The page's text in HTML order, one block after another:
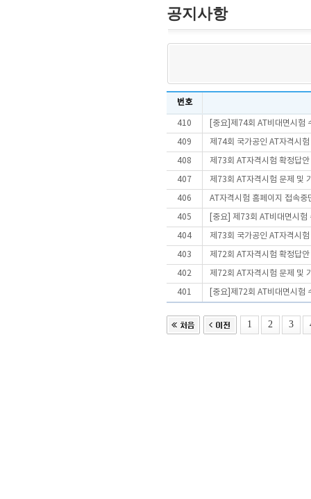
공지사항
번호
410 [중요]제74회 AT비대면시험
409 제74회 국가공인 AT자격시
408 제73회 AT자격시험 확정답
407 제73회 AT자격시험 문제 및
406 AT자격시험 홈페이지 접속중
405 [중요] 제73회 AT비대면시험
404 제73회 국가공인 AT자격시
403 제72회 AT자격시험 확정답
402 제72회 AT자격시험 문제 및
401 [중요]제72회 AT비대면시험
1 2 3